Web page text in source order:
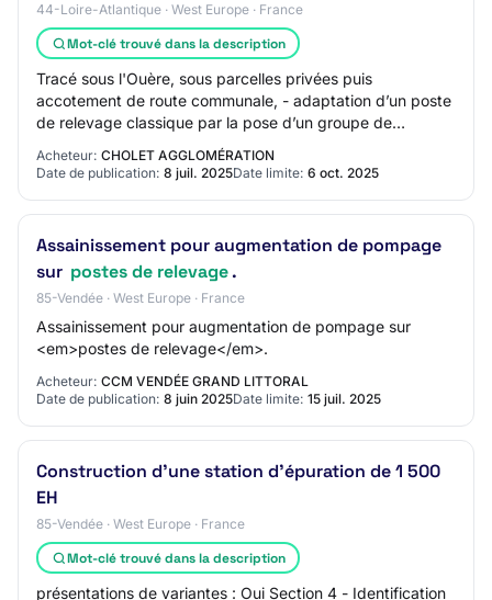
44-Loire-Atlantique · West Europe · France
Mot-clé trouvé dans la description
Tracé sous l'Ouère, sous parcelles privées puis
accotement de route communale, - adaptation d’un poste
de relevage classique par la pose d’un groupe de
pompage en ligne, offrant une capacité de refou…
Acheteur: CHOLET AGGLOMÉRATION
Date de publication: 8 juil. 2025Date limite: 6 oct. 2025
Assainissement pour augmentation de pompage
sur postes de relevage.
85-Vendée · West Europe · France
Assainissement pour augmentation de pompage sur
<em>postes de relevage</em>.
Acheteur: CCM VENDÉE GRAND LITTORAL
Date de publication: 8 juin 2025Date limite: 15 juil. 2025
Construction d'une station d'épuration de 1 500
EH
85-Vendée · West Europe · France
Mot-clé trouvé dans la description
présentations de variantes : Oui Section 4 - Identification